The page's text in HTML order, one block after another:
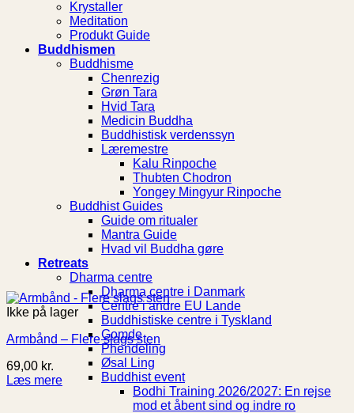
Krystaller
Meditation
Produkt Guide
Buddhismen
Buddhisme
Chenrezig
Grøn Tara
Hvid Tara
Medicin Buddha
Buddhistisk verdenssyn
Læremestre
Kalu Rinpoche
Thubten Chodron
Yongey Mingyur Rinpoche
Buddhist Guides
Guide om ritualer
Mantra Guide
Hvad vil Buddha gøre
Retreats
Dharma centre
Dharma centre i Danmark
Centre i andre EU Lande
Buddhistiske centre i Tyskland
Gomde
Phendeling
Øsal Ling
Buddhist event
Bodhi Training 2026/2027: En rejse
mod et åbent sind og indre ro
Ikke på lager
Armbånd – Flere slags sten
69,00 kr.
Læs mere